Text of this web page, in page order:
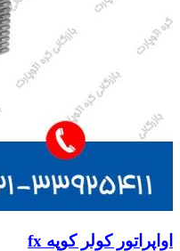
اواپراتور کولر کوپه fx